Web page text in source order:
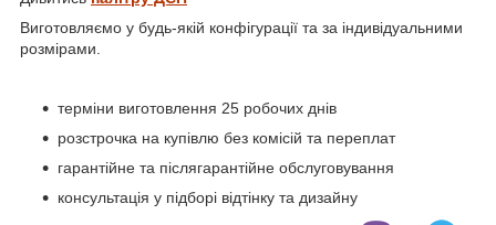
Виготовляємо у будь-якій конфігурації та за індивідуальними
розмірами.
терміни виготовлення 25 робочих днів
розстрочка на купівлю без комісій та переплат
гарантійне та післягарантійне обслуговування
консультація у підборі відтінку та дизайну